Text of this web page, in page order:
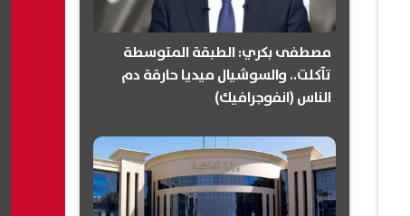
مصطفى بكري: الطبقة المتوسطة
تآكلت.. والسوشيال ميديا حارقة دم
الناس (انفوجرافيك)